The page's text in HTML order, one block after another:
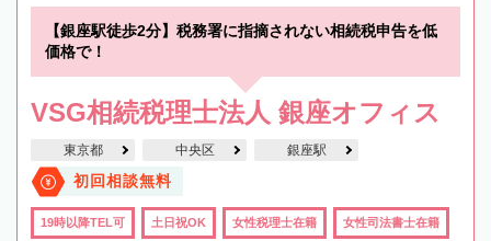
【銀座駅徒歩2分】税務署に指摘されない相続税申告を低
価格で！
VSG相続税理士法人 銀座オフィス
東京都 中央区 銀座駅
初回相談無料
19時以降TEL可 土日祝OK 女性税理士在籍 女性司法書士在籍